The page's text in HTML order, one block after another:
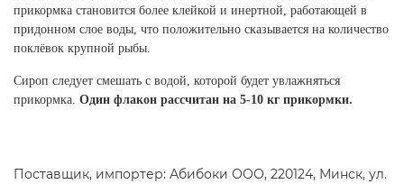
прикормка становится более клейкой и инертной, работающей в
придонном слое воды, что положительно сказывается на количество
поклёвок крупной рыбы.
Сироп следует смешать с водой, которой будет увлажняться
прикормка. Один флакон рассчитан на 5-10 кг прикормки.
Поставщик, импортер: Абибоки ООО, 220124, Минск, ул.